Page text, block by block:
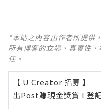
*本站之內容由作者所提供
所有博客的立場、真實性
任。
【 U Creator 招募 】
出Post賺現金獎賞 l 登